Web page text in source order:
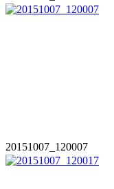
20151007_120007